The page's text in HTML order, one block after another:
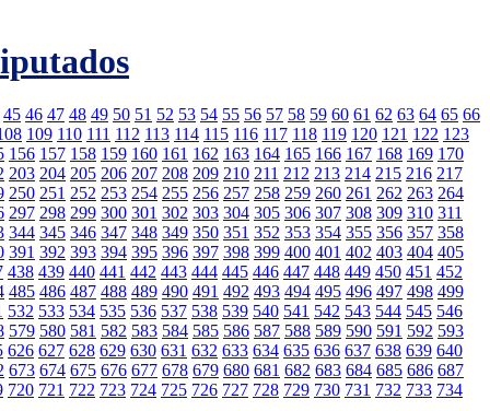
45 46 47 48 49 50 51 52 53 54 55 56 57 58 59 60 61 62 63 64 65 66
109 110 111 112 113 114 115 116 117 118 119 120 121 122 123
156 157 158 159 160 161 162 163 164 165 166 167 168 169 170
203 204 205 206 207 208 209 210 211 212 213 214 215 216 217
250 251 252 253 254 255 256 257 258 259 260 261 262 263 264
297 298 299 300 301 302 303 304 305 306 307 308 309 310 311
344 345 346 347 348 349 350 351 352 353 354 355 356 357 358
391 392 393 394 395 396 397 398 399 400 401 402 403 404 405
438 439 440 441 442 443 444 445 446 447 448 449 450 451 452
485 486 487 488 489 490 491 492 493 494 495 496 497 498 499
532 533 534 535 536 537 538 539 540 541 542 543 544 545 546
579 580 581 582 583 584 585 586 587 588 589 590 591 592 593
626 627 628 629 630 631 632 633 634 635 636 637 638 639 640
673 674 675 676 677 678 679 680 681 682 683 684 685 686 687
720 721 722 723 724 725 726 727 728 729 730 731 732 733 734